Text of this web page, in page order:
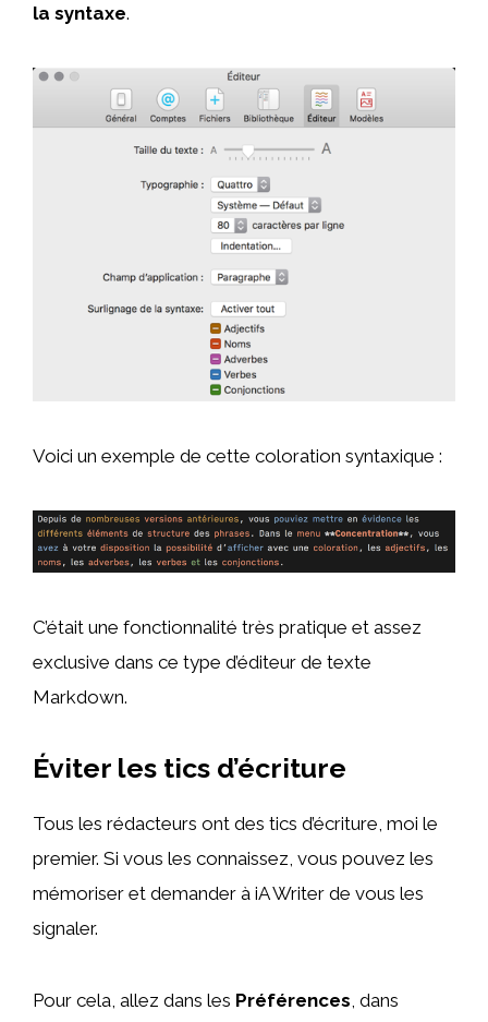
la syntaxe.
Voici un exemple de cette coloration syntaxique :
C’était une fonctionnalité très pratique et assez
exclusive dans ce type d’éditeur de texte
Markdown.
Éviter les tics d’écriture
Tous les rédacteurs ont des tics d’écriture, moi le
premier. Si vous les connaissez, vous pouvez les
mémoriser et demander à iA Writer de vous les
signaler.
Pour cela, allez dans les Préférences, dans